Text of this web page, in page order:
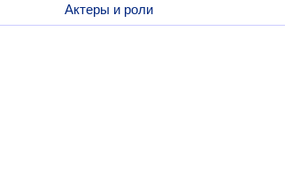
Актеры и роли